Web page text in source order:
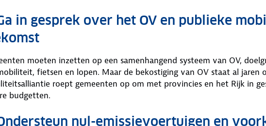
in gesprek over het OV en publieke
moeten inzetten op een samenhangend systeem van OV,
fietsen en lopen. Maar de bekostiging van OV staat al jaren
roept gemeenten op om met provincies en het Rijk in
budgetten.
nul-emissievoertuigen en